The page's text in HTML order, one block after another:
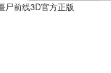
尸前线3D官方正版